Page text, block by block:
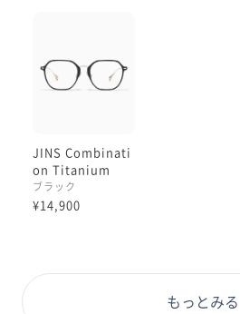
レンズカスタムは広い天地幅を活
レンズ/ボルドー】がおすすめ。
は+7.0以上を推奨します。
チークカラー全3色中、最もナチ
た青みピンクなので、ほんのり
ーションチタニウム
JINS Combinati
on Titanium
ブラック
¥14,900
もっとみる